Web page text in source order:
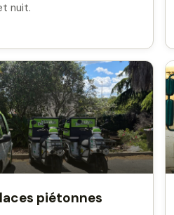
nuit.
piétonnes